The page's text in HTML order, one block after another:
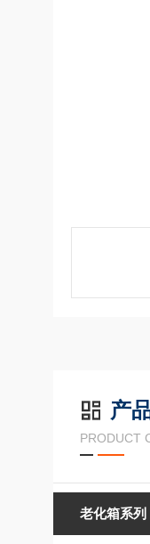
产
PRODUCT
老化箱系列